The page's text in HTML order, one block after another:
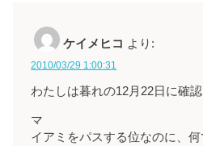
ケイメヒコ より:
2010/03/29 1:00:31
わたしは暮れの12月22日に確認
マ
イアミをパスする位なのに、